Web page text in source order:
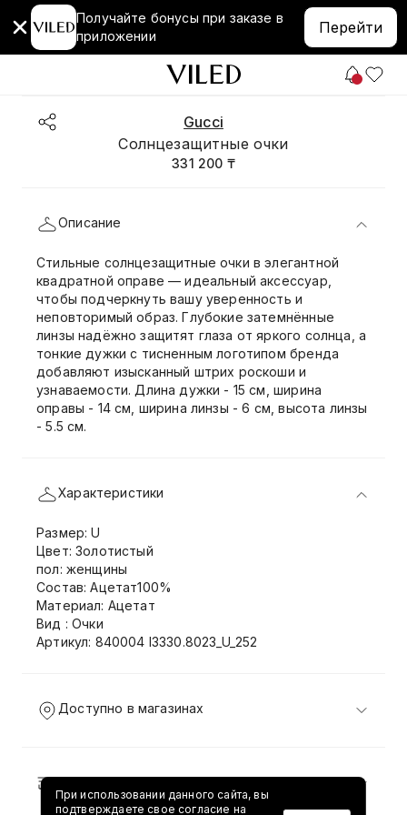
Получайте бонусы при заказе в
приложении
Перейти
Gucci
Солнцезащитные очки
331 200 ₸
Описание
Стильные солнцезащитные очки в элегантной
квадратной оправе — идеальный аксессуар,
чтобы подчеркнуть вашу уверенность и
неповторимый образ. Глубокие затемнённые
линзы надёжно защитят глаза от яркого солнца, а
тонкие дужки с тисненным логотипом бренда
добавляют изысканный штрих роскоши и
узнаваемости. Длина дужки - 15 см, ширина
оправы - 14 см, ширина линзы - 6 см, высота линзы
- 5.5 см.
Характеристики
Размер: U
Цвет: Золотистый
пол: женщины
Состав: Ацетат100%
Материал: Ацетат
Вид : Очки
Артикул: 840004 I3330.8023_U_252
Доступно в магазинах
Доставка и возврат
При использовании данного сайта, вы
подтверждаете свое согласие на